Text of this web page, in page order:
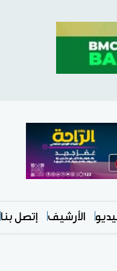
الأرشيف إتصل بنا